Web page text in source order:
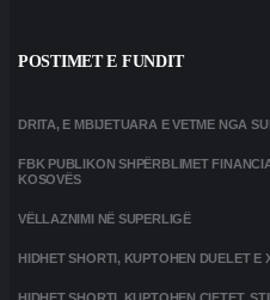
POSTIMET E FUNDIT
DRITA, E MBIJETUARA E VETME NGA
FBK PUBLIKON SHPËRBLIMET
KOSOVËS
VËLLAZNIMI NË SUPERLIGË
HIDHET SHORTI, KUPTOHEN DUELET E